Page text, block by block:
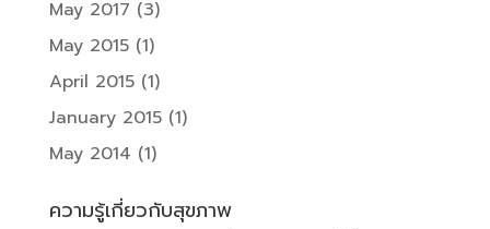
May 2017 (3)
May 2015(1)
April 2015(1)
January 2015(1)
May 2014 (1)
ความรู้เกี่ยวกับสุขภาพ